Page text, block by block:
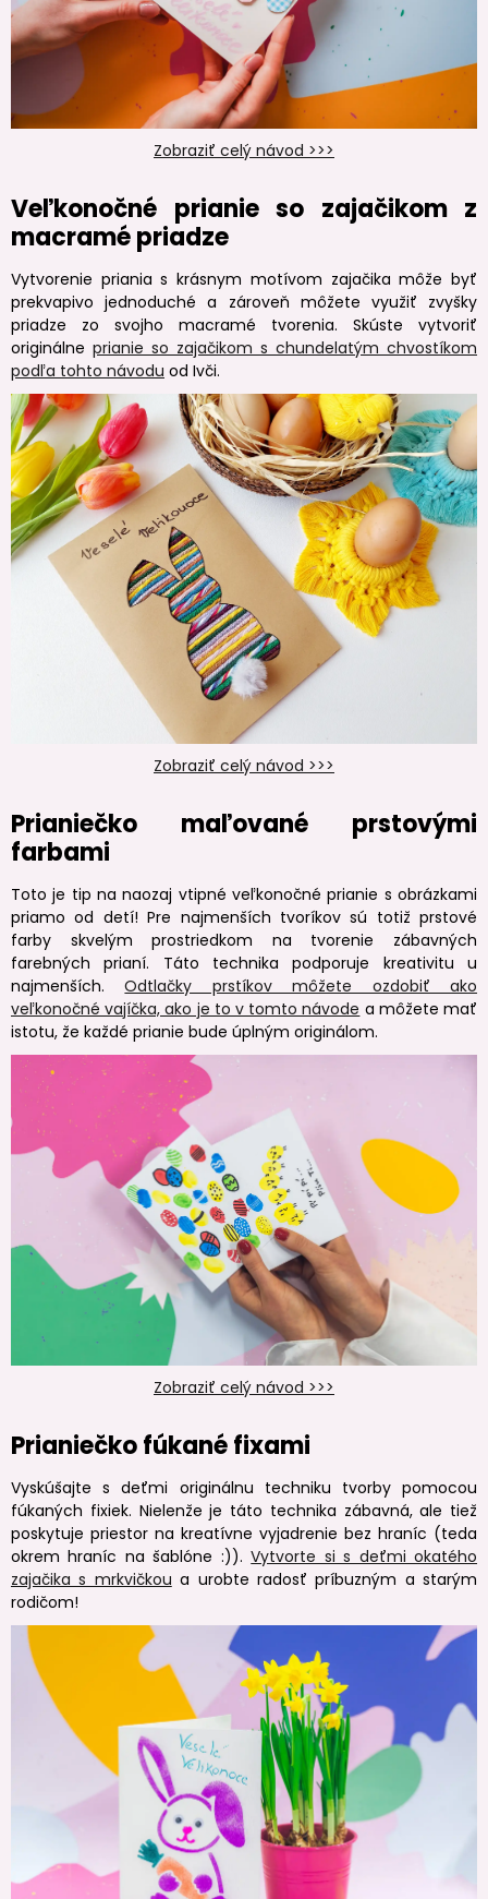
Zobraziť celý návod >>>
Veľkonočné prianie so zajačikom z
macramé priadze
Vytvorenie priania s krásnym motívom zajačika môže byť
prekvapivo jednoduché a zároveň môžete využiť zvyšky
priadze zo svojho macramé tvorenia. Skúste vytvoriť
originálne prianie so zajačikom s chundelatým chvostíkom
podľa tohto návodu od Ivči.
Zobraziť celý návod >>>
Prianiečko maľované prstovými
farbami
Toto je tip na naozaj vtipné veľkonočné prianie s obrázkami
priamo od detí! Pre najmenších tvoríkov sú totiž prstové
farby skvelým prostriedkom na tvorenie zábavných
farebných prianí. Táto technika podporuje kreativitu u
najmenších.Odtlačky prstíkov môžete ozdobiť ako
veľkonočné vajíčka, ako je to v tomto návode a môžete mať
istotu, že každé prianie bude úplným originálom.
Zobraziť celý návod >>>
Prianiečko fúkané fixami
Vyskúšajte s deťmi originálnu techniku tvorby pomocou
fúkaných fixiek. Nielenže je táto technika zábavná, ale tiež
poskytuje priestor na kreatívne vyjadrenie bez hraníc (teda
okrem hraníc na šablóne :)).Vytvorte si s deťmi okatého
zajačika s mrkvičkou a urobte radosť príbuzným a starým
rodičom!